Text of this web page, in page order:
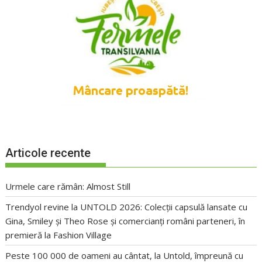
Articole recente
Urmele care rămân: Almost Still
Trendyol revine la UNTOLD 2026: Colecții capsulă lansate cu
Gina, Smiley și Theo Rose și comercianți români parteneri, în
premieră la Fashion Village
Peste 100 000 de oameni au cântat, la Untold, împreună cu